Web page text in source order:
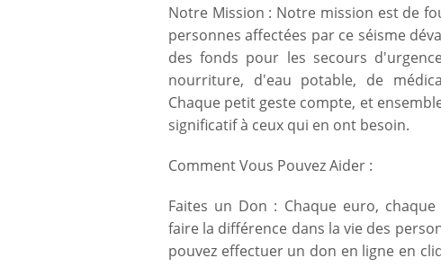
Notre Mission : Notre mission est de
personnes affectées par ce séisme
des fonds pour les secours
nourriture, d'eau potable, de
Chaque petit geste compte, et
significatif à ceux qui en ont besoin.
Comment Vous Pouvez Aider :
Faites un Don : Chaque euro,
faire la différence dans la vie des
pouvez effectuer un don en ligne en